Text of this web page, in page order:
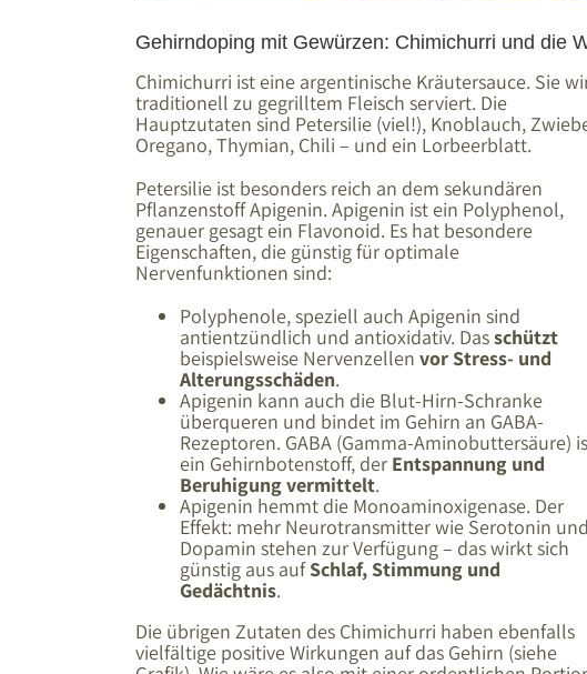
Gehirndoping mit Gewürzen: Chimichurri und die
Chimichurri ist eine argentinische Kräutersauce. Sie
traditionell zu gegrilltem Fleisch serviert. Die
Hauptzutaten sind Petersilie (viel!), Knoblauch,
Oregano, Thymian, Chili – und ein Lorbeerblatt.
Petersilie ist besonders reich an dem sekundären
Pflanzenstoff Apigenin. Apigenin ist ein Polyphenol,
genauer gesagt ein Flavonoid. Es hat besondere
Eigenschaften, die günstig für optimale
Nervenfunktionen sind:
Polyphenole, speziell auch Apigenin sind
antientzündlich und antioxidativ. Dasschützt
beispielsweise Nervenzellen vor Stress- und
Alterungsschäden.
Apigenin kann auch die Blut-Hirn-Schranke
überqueren und bindet im Gehirn an GABA-
Rezeptoren. GABA (Gamma-Aminobuttersäure)
ein Gehirnbotenstoff, der Entspannung und
Beruhigung vermittelt.
Apigenin hemmt die Monoaminoxigenase. Der
Effekt: mehr Neurotransmitter wie Serotonin und
Dopamin stehen zur Verfügung – das wirkt sich
günstig aus aufSchlaf, Stimmung und
Gedächtnis.
Die übrigen Zutaten des Chimichurri haben ebenfalls
vielfältige positive Wirkungen auf das Gehirn (siehe